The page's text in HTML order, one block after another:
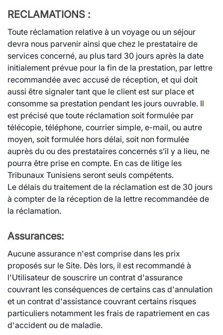
RECLAMATIONS :
Toute réclamation relative à un voyage ou un séjour
devra nous parvenir ainsi que chez le prestataire de
services concerné, au plus tard 30 jours après la date
initialement prévue pour la fin de la prestation, par lettre
recommandée avec accusé de réception, et qui doit
aussi être signaler tant que le client est sur place et
consomme sa prestation pendant les jours ouvrable. Il
est précisé que toute réclamation soit formulée par
télécopie, téléphone, courrier simple, e-mail, ou autre
moyen, soit formulée hors délai, soit non formulée
auprès du ou des prestataires concernés s’il y a lieu, ne
pourra être prise en compte. En cas de litige les
Tribunaux Tunisiens seront seuls compétents.
Le délais du traitement de la réclamation est de 30 jours
à compter de la réception de la lettre recommandée de
la réclamation.
Assurances:
Aucune assurance n'est comprise dans les prix
proposés sur le Site. Dès lors, il est recommandé à
l'Utilisateur de souscrire un contrat d'assurance
couvrant les conséquences de certains cas d'annulation
et un contrat d'assistance couvrant certains risques
particuliers notamment les frais de rapatriement en cas
d'accident ou de maladie.